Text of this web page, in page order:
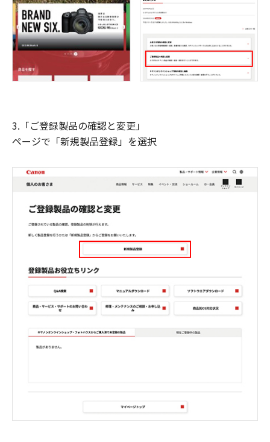
3.「ご登録製品の確認と変更」
ページで「新規製品登録」を選択